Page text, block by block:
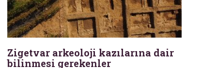
Zigetvar arkeoloji kazılarına dair
bilinmesi gerekenler